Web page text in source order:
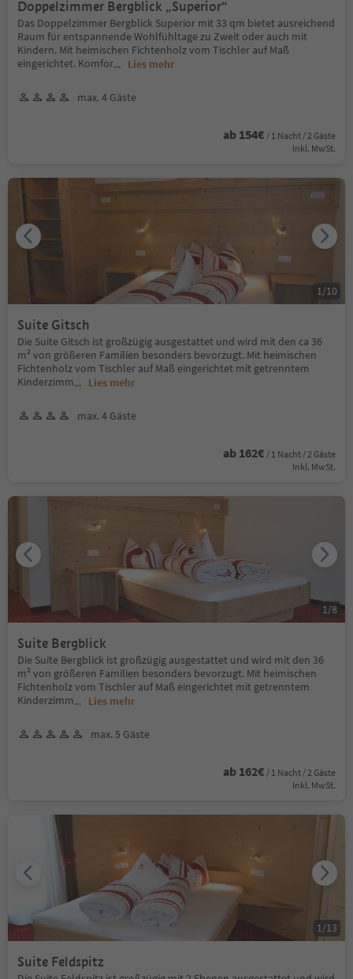
Doppelzimmer Bergblick „Superior“
Das Doppelzimmer Bergblick Superior mit 33 qm bietet ausreichend
Raum für entspannende Wohlfühltage zu Zweit oder auch mit
Kindern. Mit heimischen Fichtenholz vom Tischler auf Maß
eingerichtet. Komfor... Lies mehr
max. 4 Gäste
ab 154€ / 1 Nacht / 2 Gäste
Inkl. MwSt.
Suite Gitsch
Die Suite Gitsch ist großzügig ausgestattet und wird mit den ca 36
m² von größeren Familien besonders bevorzugt. Mit heimischen
Fichtenholz vom Tischler auf Maß eingerichtet mit getrenntem
Kinderzimm... Lies mehr
max. 4 Gäste
ab 162€ / 1 Nacht / 2 Gäste
Inkl. MwSt.
1 /10
Suite Bergblick
Die Suite Bergblick ist großzügig ausgestattet und wird mit den 36
m² von größeren Familien besonders bevorzugt. Mit heimischen
Fichtenholz vom Tischler auf Maß eingerichtet mit getrenntem
Kinderzimm... Lies mehr
max. 5 Gäste
ab 162€ / 1 Nacht / 2 Gäste
Inkl. MwSt.
1/8
Suite Feldspitz
1 /13